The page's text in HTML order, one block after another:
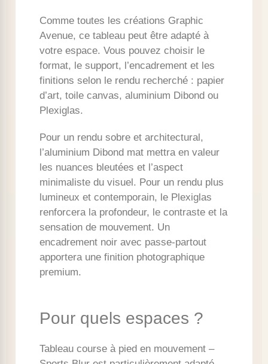
Comme toutes les créations Graphic
Avenue, ce tableau peut être adapté à
votre espace. Vous pouvez choisir le
format, le support, l’encadrement et les
finitions selon le rendu recherché : papier
d’art, toile canvas, aluminium Dibond ou
Plexiglas.
Pour un rendu sobre et architectural,
l’aluminium Dibond mat mettra en valeur
les nuances bleutées et l’aspect
minimaliste du visuel. Pour un rendu plus
lumineux et contemporain, le Plexiglas
renforcera la profondeur, le contraste et la
sensation de mouvement. Un
encadrement noir avec passe-partout
apportera une finition photographique
premium.
Pour quels espaces ?
Tableau course à pied en mouvement –